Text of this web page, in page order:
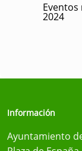
2024
Información
Ayuntamiento